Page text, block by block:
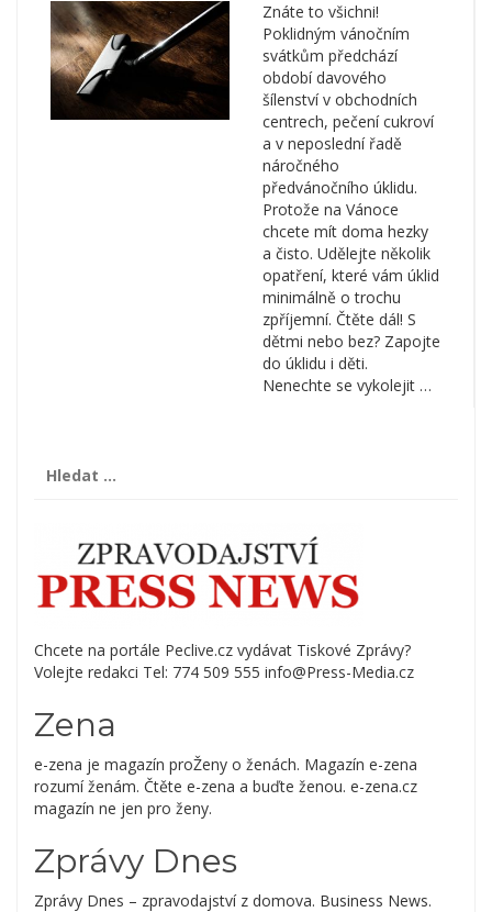
Znáte to všichni!
Poklidným vánočním
svátkům předchází
období davového
šílenství v obchodních
centrech, pečení cukroví
a v neposlední řadě
náročného
předvánočního úklidu.
Protože na Vánoce
chcete mít doma hezky
a čisto. Udělejte několik
opatření, které vám úklid
minimálně o trochu
zpříjemní. Čtěte dál! S
dětmi nebo bez? Zapojte
do úklidu i děti.
Nenechte se vykolejit …
Chcete na portále Peclive.cz vydávat Tiskové Zprávy?
Volejte redakci Tel: 774 509 555 info@Press-Media.cz
Zena
e-zena je magazín proŽeny o ženách. Magazín e-zena
rozumí ženám. Čtěte e-zena a buďte ženou. e-zena.cz
magazín ne jen pro ženy.
Zprávy Dnes
Zprávy Dnes – zpravodajství z domova. Business News.